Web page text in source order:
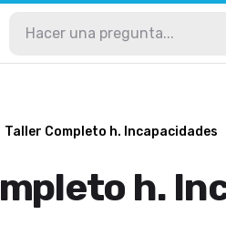
Taller Completo h. Incapacidades
h.